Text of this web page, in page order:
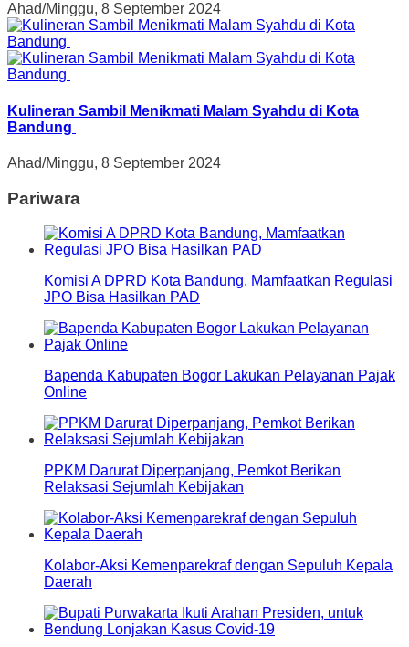
Ahad/Minggu, 8 September 2024
Kulineran Sambil Menikmati Malam Syahdu di Kota
Bandung
Ahad/Minggu, 8 September 2024
Pariwara
Komisi A DPRD Kota Bandung, Mamfaatkan Regulasi
JPO Bisa Hasilkan PAD
Bapenda Kabupaten Bogor Lakukan Pelayanan Pajak
Online
PPKM Darurat Diperpanjang, Pemkot Berikan
Relaksasi Sejumlah Kebijakan
Kolabor-Aksi Kemenparekraf dengan Sepuluh Kepala
Daerah